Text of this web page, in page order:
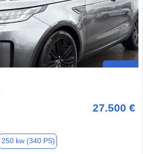
27.500 €
250 kw (340 PS)